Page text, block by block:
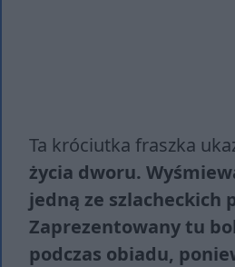
Ta króciutka fraszka
życia dworu.
jedną ze szlacheckich
Zaprezentowany tu
podczas obiadu,